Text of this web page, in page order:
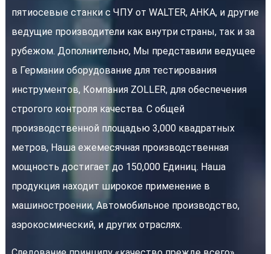
пятиосевые станки с ЧПУ от WALTER, АНКА, и другие
ведущие производители как внутри страны, так и за
рубежом. Дополнительно, Мы представили ведущее
в Германии оборудование для тестирования
инструментов, Компания ZOLLER, для обеспечения
строгого контроля качества. С общей
производственной площадью 3,000 квадратных
метров, Наша ежемесячная производственная
мощность достигает до 150,000 Единиц. Наша
продукция находит широкое применение в
машиностроении, Автомобильное производство,
аэрокосмический, и других отраслях.